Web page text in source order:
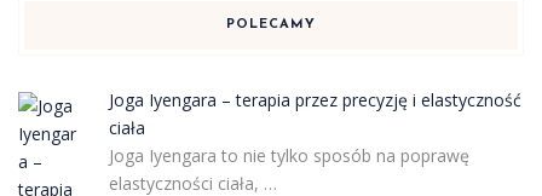
POLECAMY
Joga Iyengara – terapia przez precyzję i elastyczność
ciała
Joga Iyengara to nie tylko sposób na poprawę
elastyczności ciała, …